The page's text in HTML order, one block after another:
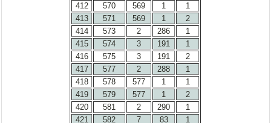
412
570 569 1
1
413
571 569 1
2
414
573 2 286
1
415
574 3 191
1
416
575 3 191
2
417
577 2 288
1
418
578 577 1
1
419
579 577 1
2
420
581 2 290
1
421
582 7 83 1